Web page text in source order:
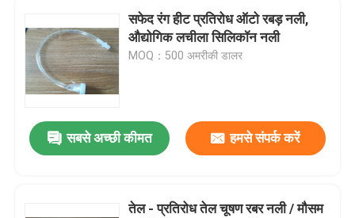
सफेद रंग हीट प्रतिरोध ऑटो रबड़ नली,
औद्योगिक लचीला सिलिकॉन नली
MOQ：500 अमरीकी डालर
सबसे अच्छी कीमत हमसे संपर्क करें
तेल - प्रतिरोध तेल चूषण रबर नली / मौसम